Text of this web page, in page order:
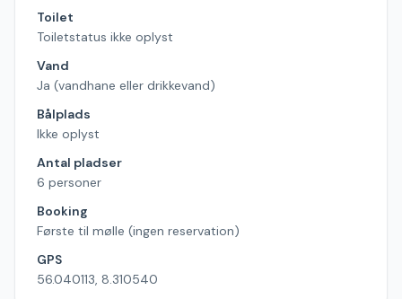
Toilet
Toiletstatus ikke oplyst
Vand
Ja (vandhane eller drikkevand)
Bålplads
Ikke oplyst
Antal pladser
6 personer
Booking
Første til mølle (ingen reservation)
GPS
56.040113, 8.310540